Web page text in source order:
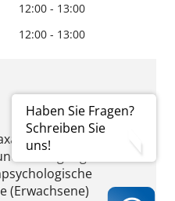
Haben Sie Fragen?
Schreiben Sie
uns!
12:00 - 13:00
12:00 - 13:00
nach Jacobson
(Erwachsene)